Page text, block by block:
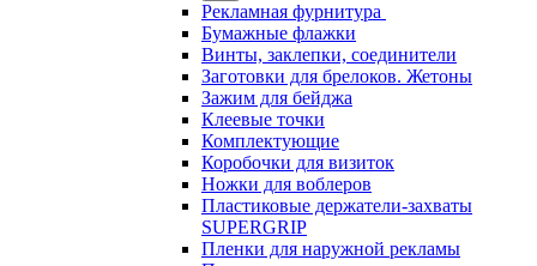
Рекламная фурнитура
Бумажные флажки
Винты, заклепки, соединители
Заготовки для брелоков. Жетоны
Зажим для бейджа
Клеевые точки
Комплектующие
Коробочки для визиток
Ножки для воблеров
Пластиковые держатели-захваты
SUPERGRIP
Пленки для наружной рекламы